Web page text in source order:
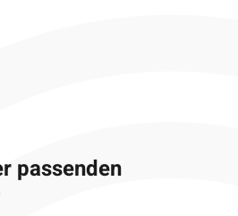
passenden